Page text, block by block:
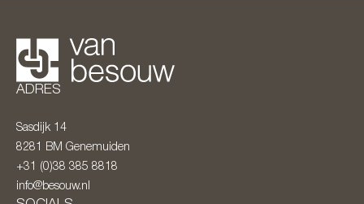
ADRES
Sasdijk 14
8281 BM Genemuiden
+31 (0)38 385 8818
info@besouw.nl